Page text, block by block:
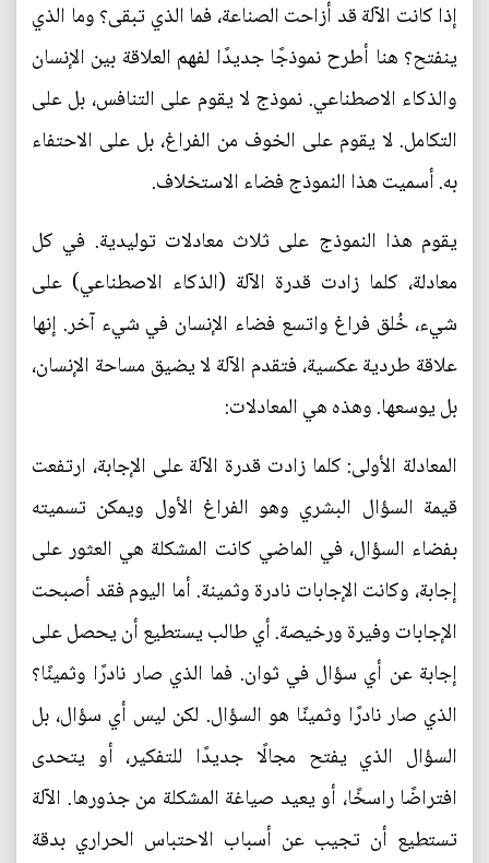
إذا كانت الآلة قد أزاحت الصناعة، فما الذي تبقى؟ وما الذي
ينفتح؟ هنا أطرح نموذجًا جديدًا لفهم العلاقة بين الإنسان
والذكاء الاصطناعي. نموذج لا يقوم على التنافس، بل على
التكامل. لا يقوم على الخوف من الفراغ، بل على الاحتفاء
به. أسميت هذا النموذج فضاء الاستخلاف.
يقوم هذا النموذج على ثلاث معادلات توليدية. في كل
معادلة، كلما زادت قدرة الآلة (الذكاء الاصطناعي) على
شيء، خُلق فراغ واتسع فضاء الإنسان في شيء آخر. إنها
علاقة طردية عكسية، فتقدم الآلة لا يضيق مساحة الإنسان،
بل يوسعها. وهذه هي المعادلات:
المعادلة الأولى: كلما زادت قدرة الآلة على الإجابة، ارتفعت
قيمة السؤال البشري وهو الفراغ الأول ويمكن تسميته
بفضاء السؤال، في الماضي كانت المشكلة هي العثور على
إجابة، وكانت الإجابات نادرة وثمينة. أما اليوم فقد أصبحت
الإجابات وفيرة ورخيصة. أي طالب يستطيع أن يحصل على
إجابة عن أي سؤال في ثوان. فما الذي صار نادرًا وثمينًا؟
الذي صار نادرًا وثمينًا هو السؤال. لكن ليس أي سؤال، بل
السؤال الذي يفتح مجالًا جديدًا للتفكير، أو يتحدى
افتراضًا راسخًا، أو يعيد صياغة المشكلة من جذورها. الآلة
تستطيع أن تجيب عن أسباب الاحتباس الحراري بدقة